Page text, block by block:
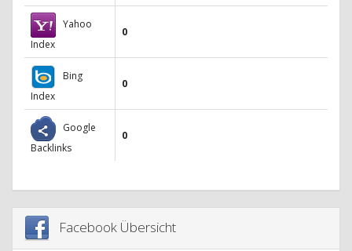
Yahoo
Index
0
Bing
Index
0
Google
Backlinks
0
Facebook Übersicht